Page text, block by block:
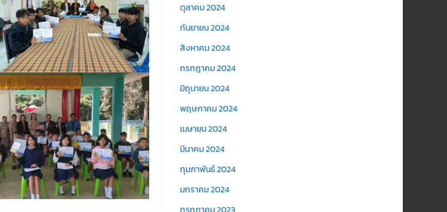
ตุลาคม 2024
กันยายน 2024
สิงหาคม 2024
กรกฎาคม 2024
มิถุนายน 2024
พฤษภาคม 2024
เมษายน 2024
มีนาคม 2024
กุมภาพันธ์ 2024
มกราคม 2024